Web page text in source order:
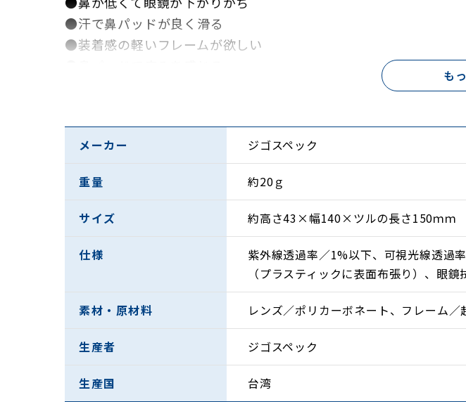
●汗で鼻パッドが良く滑る
●装着感の軽いフレームが欲しい
＜使い方＞
●アウトドア（ハイキング、キャンプ、登山など）
●日常（散歩、お出かけ、買い物など）
も
メーカー ジゴスペック
重量 約20ｇ
サイズ 約高さ43×幅140×ツルの長さ150ｍｍ
仕様
紫外線透過率／1%以下、可視光線透過
（プラスティックに表面布張り）、眼鏡
素材・原材料 レンズ／ポリカーボネート、フレーム
生産者 ジゴスペック
生産国 台湾